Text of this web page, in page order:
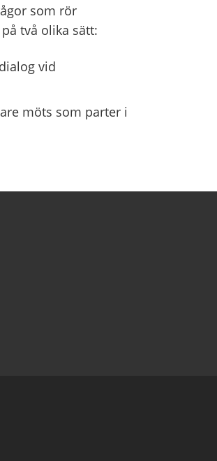
som rör
två olika sätt:
vid
möts som parter i